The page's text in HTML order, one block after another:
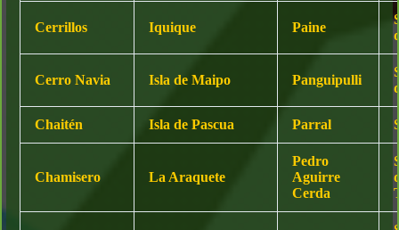
Cerrillos Iquique Paine
Cerro Navia Isla de Maipo Panguipulli
Chaitén Isla de Pascua Parral
Chamisero La Araquete
Pedro
Aguirre
Cerda